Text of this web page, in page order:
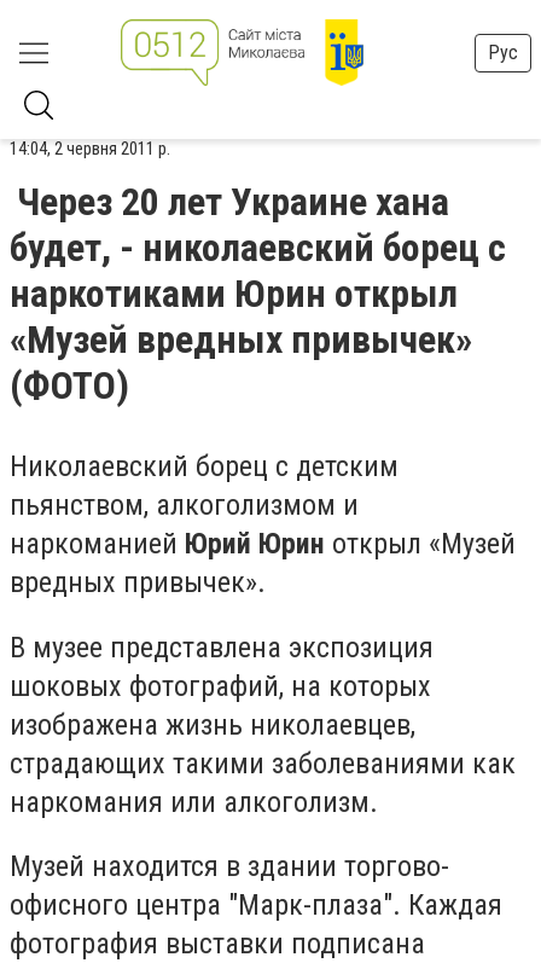
Рус
14:04, 2 червня 2011 р.
Через 20 лет Украине хана
будет, - николаевский борец с
наркотиками Юрин открыл
«Музей вредных привычек»
(ФОТО)
Николаевский борец с детским
пьянством, алкоголизмом и
наркоманией Юрий Юрин открыл «Музей
вредных привычек».
В музее представлена экспозиция
шоковых фотографий, на которых
изображена жизнь николаевцев,
страдающих такими заболеваниями как
наркомания или алкоголизм.
Музей находится в здании торгово-
офисного центра "Марк-плаза". Каждая
фотография выставки подписана